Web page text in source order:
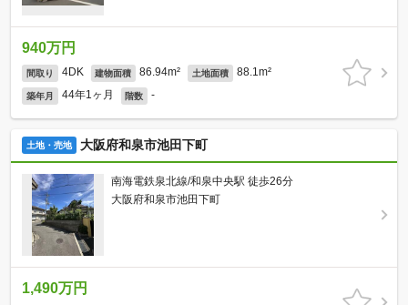
940万円
間取り 4DK 建物面積 86.94m² 土地面積 88.1m²
築年月 44年1ヶ月 階数 -
土地・売地 大阪府和泉市池田下町
南海電鉄泉北線/和泉中央駅 徒歩26分
大阪府和泉市池田下町
1,490万円